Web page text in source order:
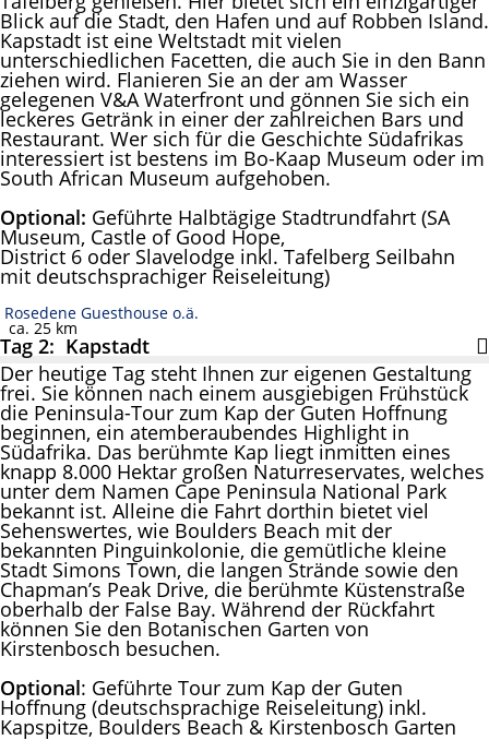
Blick auf die Stadt, den Hafen und auf Robben Island.
Kapstadt ist eine Weltstadt mit vielen
unterschiedlichen Facetten, die auch Sie in den Bann
ziehen wird. Flanieren Sie an der am Wasser
gelegenen V&A Waterfront und gönnen Sie sich ein
leckeres Getränk in einer der zahlreichen Bars und
Restaurant. Wer sich für die Geschichte Südafrikas
interessiert ist bestens im Bo-Kaap Museum oder im
South African Museum aufgehoben.
Optional: Geführte Halbtägige Stadtrundfahrt (SA
Museum, Castle of Good Hope,
District 6 oder Slavelodge inkl. Tafelberg Seilbahn
mit deutschsprachiger Reiseleitung)
Rosedene Guesthouse o.ä.
ca. 25 km
Tag 2: Kapstadt
Der heutige Tag steht Ihnen zur eigenen Gestaltung
frei. Sie können nach einem ausgiebigen Frühstück
die Peninsula-Tour zum Kap der Guten Hoffnung
beginnen, ein atemberaubendes Highlight in
Südafrika. Das berühmte Kap liegt inmitten eines
knapp 8.000 Hektar großen Naturreservates, welches
unter dem Namen Cape Peninsula National Park
bekannt ist. Alleine die Fahrt dorthin bietet viel
Sehenswertes, wie Boulders Beach mit der
bekannten Pinguinkolonie, die gemütliche kleine
Stadt Simons Town, die langen Strände sowie den
Chapman’s Peak Drive, die berühmte Küstenstraße
oberhalb der False Bay. Während der Rückfahrt
können Sie den Botanischen Garten von
Kirstenbosch besuchen.
Optional: Geführte Tour zum Kap der Guten
Hoffnung (deutschsprachige Reiseleitung) inkl.
Kapspitze, Boulders Beach & Kirstenbosch Garten